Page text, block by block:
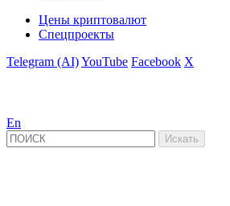
Цены криптовалют
Спецпроекты
Telegram (AI)YouTube Facebook X
En